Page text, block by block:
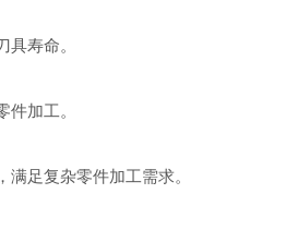
寿命。
加工。
足复杂零件加工需求。